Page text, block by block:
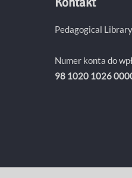
Pedagogical
Numer konta do
98 1020 1026